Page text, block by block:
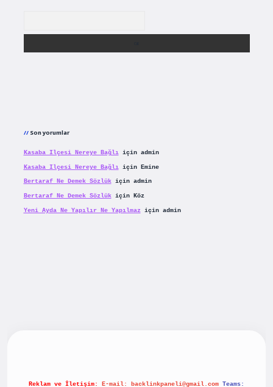
Son yorumlar
Kasaba Ilçesi Nereye Bağlıiçin admin
Kasaba Ilçesi Nereye Bağlıiçin Emine
Bertaraf Ne Demek Sözlükiçin admin
Bertaraf Ne Demek Sözlükiçin Köz
Yeni Ayda Ne Yapılır Ne Yapılmaziçin admin
Reklam ve İletişim: E-mail: backlinkpaneli@gmail.com Teams: